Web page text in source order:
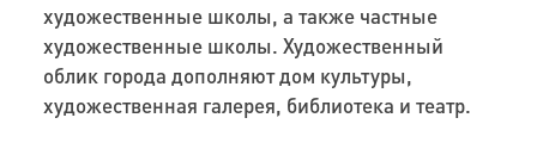
художественные школы, а также частные
художественные школы. Художественный
облик города дополняют дом культуры,
художественная галерея, библиотека и театр.